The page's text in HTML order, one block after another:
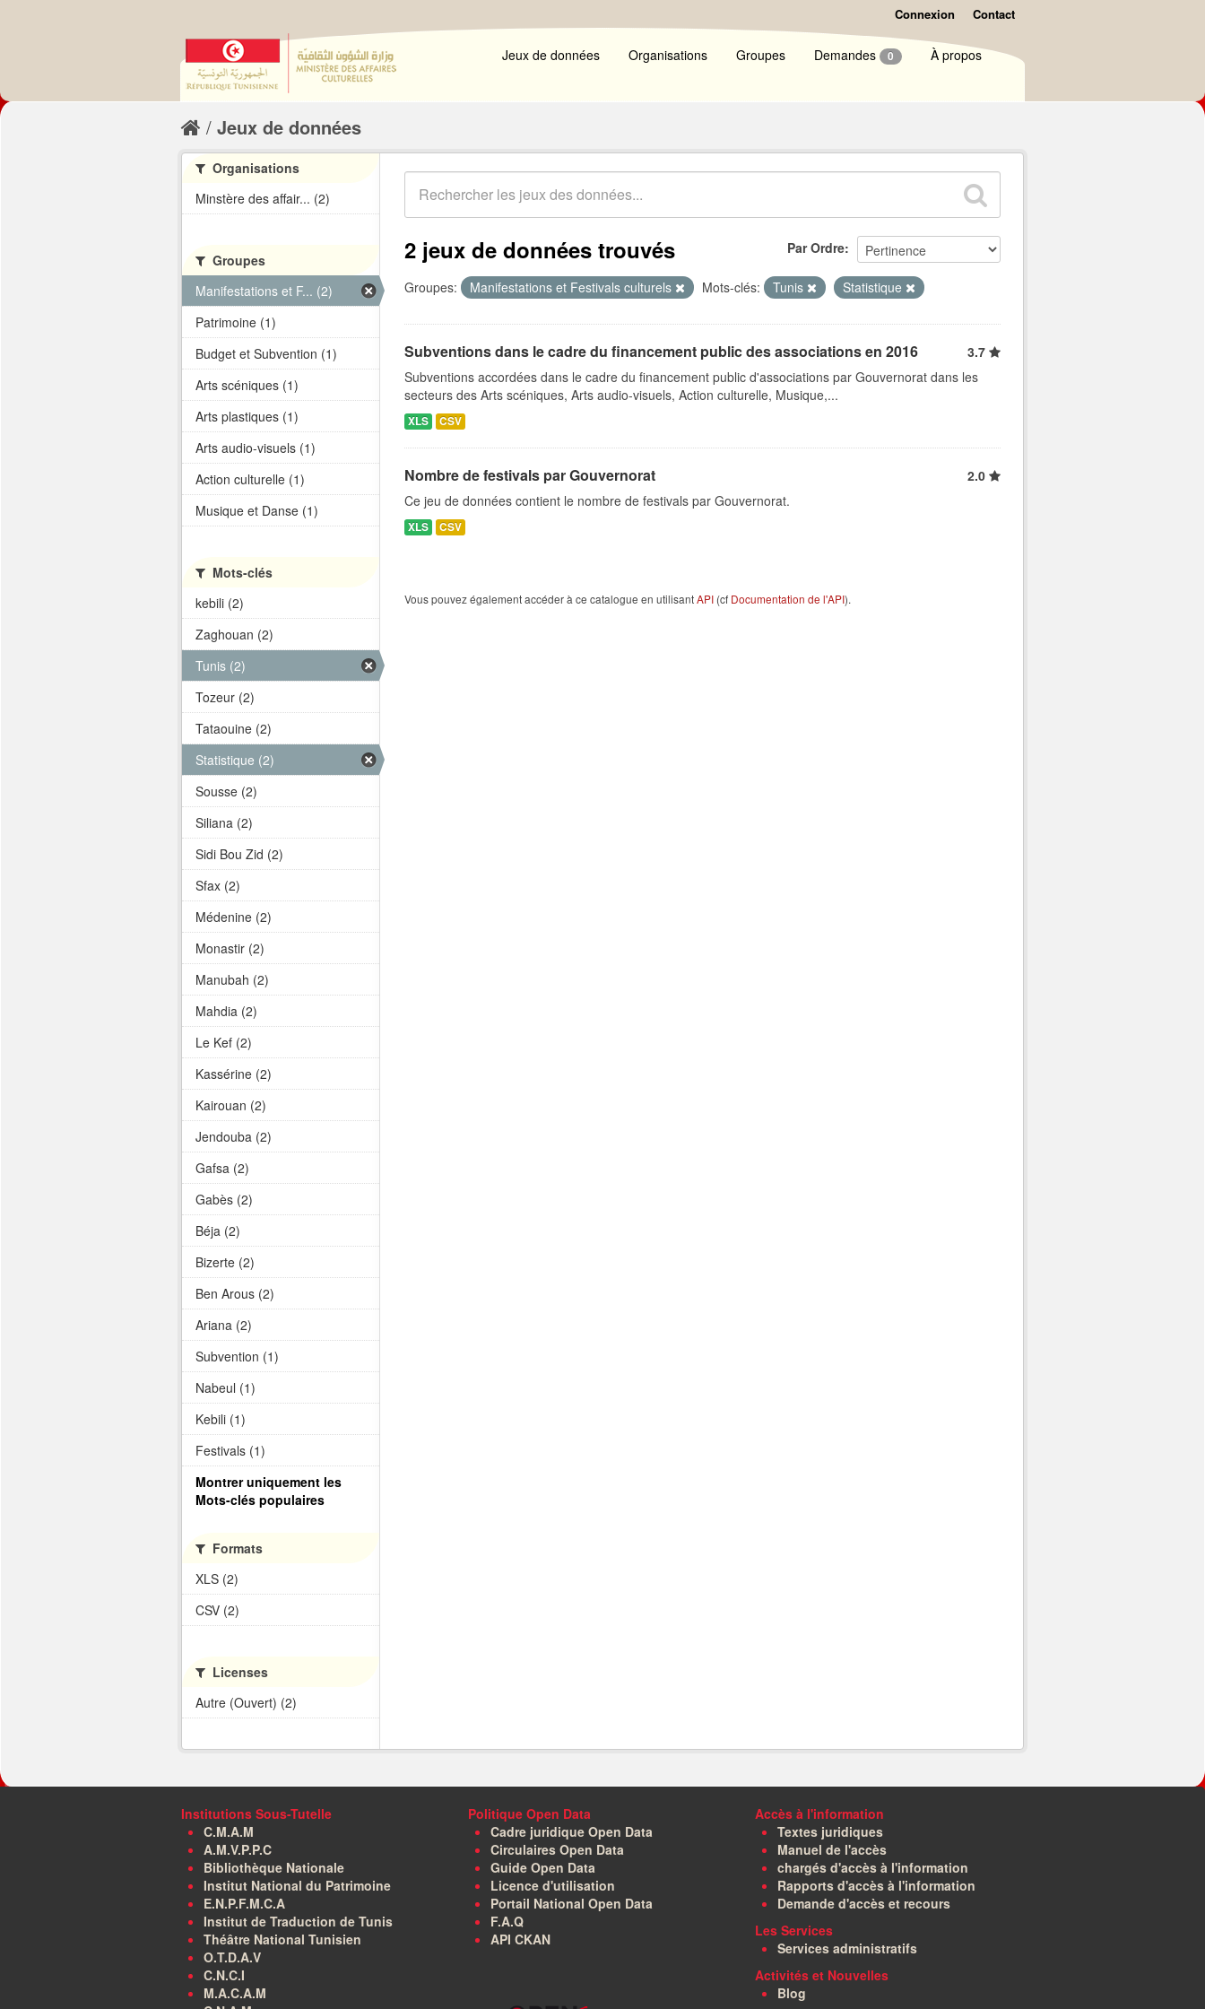
Connexion Contact
Jeux de données Organisations Groupes Demandes 0 À propos
Jeux de données
Par Ordre
2 jeux de données trouvés
Groupes: Manifestations et Festivals culturels Mots-clés: Tunis Statistique
Subventions dans le cadre du financement public des associations en 2016
3.7
Subventions accordées dans le cadre du financement public d'associations par Gouvernorat dans les
secteurs des Arts scéniques, Arts audio-visuels, Action culturelle, Musique,...
XLS CSV
Nombre de festivals par Gouvernorat
2.0
Ce jeu de données contient le nombre de festivals par Gouvernorat.
XLS CSV
Vous pouvez également accéder à ce catalogue en utilisantAPI (cf Documentation de l'API).
Organisations
Minstère des affair... (2)
Groupes
Manifestations et F... (2)
Patrimoine (1)
Budget et Subvention (1)
Arts scéniques (1)
Arts plastiques (1)
Arts audio-visuels (1)
Action culturelle (1)
Musique et Danse (1)
Mots-clés
kebili (2)
Zaghouan (2)
Tunis (2)
Tozeur (2)
Tataouine (2)
Statistique (2)
Sousse (2)
Siliana (2)
Sidi Bou Zid (2)
Sfax (2)
Médenine (2)
Monastir (2)
Manubah (2)
Mahdia (2)
Le Kef (2)
Kassérine (2)
Kairouan (2)
Jendouba (2)
Gafsa (2)
Gabès (2)
Béja (2)
Bizerte (2)
Ben Arous (2)
Ariana (2)
Subvention (1)
Nabeul (1)
Kebili (1)
Festivals (1)
Montrer uniquement les
Mots-clés populaires
Formats
XLS (2)
CSV (2)
Licenses
Autre (Ouvert) (2)
Institutions Sous-Tutelle
C.M.A.M
A.M.V.P.P.C
Bibliothèque Nationale
Institut National du Patrimoine
E.N.P.F.M.C.A
Institut de Traduction de Tunis
Théâtre National Tunisien
O.T.D.A.V
C.N.C.I
M.A.C.A.M
Politique Open Data
Cadre juridique Open Data
Circulaires Open Data
Guide Open Data
Licence d'utilisation
Portail National Open Data
F.A.Q
API CKAN
Accès à l'information
Textes juridiques
Manuel de l'accès
chargés d'accès à l'information
Rapports d'accès à l'information
Demande d'accès et recours
Les Services
Services administratifs
Activités et Nouvelles
Blog